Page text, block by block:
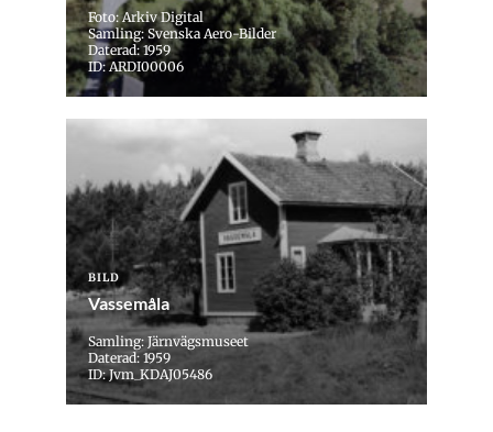
Foto: Arkiv Digital
Samling: Svenska Aero-Bilder
Daterad: 1959
ID: ARDI00006
BILD
Vassemåla
Samling: Järnvägsmuseet
Daterad: 1959
ID: Jvm_KDAJ05486